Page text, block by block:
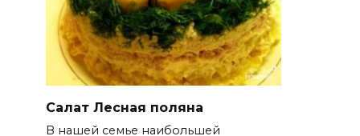
Салат Лесная поляна
В нашей семье наибольшей